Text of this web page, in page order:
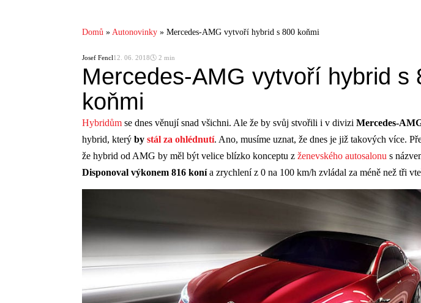
Domů » Autonovinky » Mercedes-AMG vytvoří hybrid s 800 koňmi
Josef Fencl12. 06. 2018🕓 2 min
Mercedes-AMG vytvoří hybrid s
koňmi
Hybridům se dnes věnují snad všichni. Ale že by svůj stvořili i v divizi Mercedes-
hybrid, který by stál za ohlédnutí. Ano, musíme uznat, že dnes je již takových více.
že hybrid od AMG by měl být velice blízko konceptu z ženevského autosalonu s
Disponoval výkonem 816 konía zrychlení z 0 na 100 km/h zvládal za méně než tři